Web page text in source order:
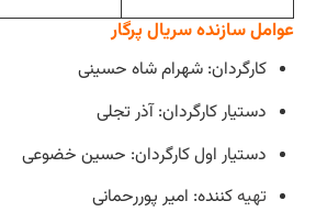
عوامل سازنده سریال پرگار
کارگردان: شهرام شاه‌ حسینی
دستیار کارگردان: آذر تجلی
دستیار اول کارگردان: حسین خضوعی
تهیه‌ کننده: امیر پوررحمانی